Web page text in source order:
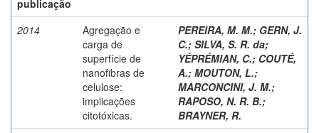
publicação
2014
Agregação e
carga de
superfície de
nanofibras de
celulose:
implicações
citotóxicas.
PEREIRA, M. M.; GERN, J.
C.; SILVA, S. R. da;
YÉPRÉMIAN, C.; COUTÉ,
A.; MOUTON, L.;
MARCONCINI, J. M.;
RAPOSO, N. R. B.;
BRAYNER, R.